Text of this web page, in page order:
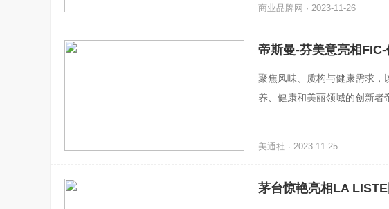
商业品牌网 · 2023-11-26
帝斯曼-芬美意亮相
聚焦风味、质构与健康需求
养、健康和美丽领域的创新
美通社 · 2023-11-25
茅台惊艳亮相LA